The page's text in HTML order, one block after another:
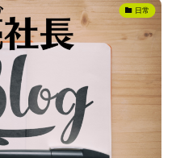
日常